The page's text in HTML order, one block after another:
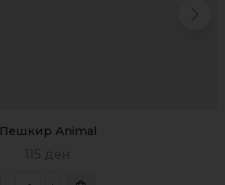
Пешкир Animal
115 ден